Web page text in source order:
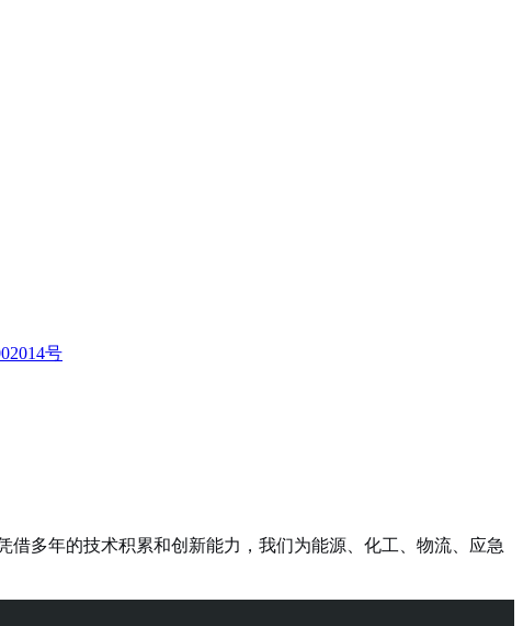
号
多年的技术积累和创新能力，我们为能源、化工、物流、应急